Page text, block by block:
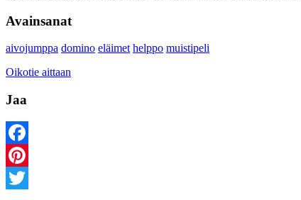
Avainsanat
aivojumppa domino eläimet helppo muistipeli
Oikotie aittaan
Jaa
Facebook
Pinterest